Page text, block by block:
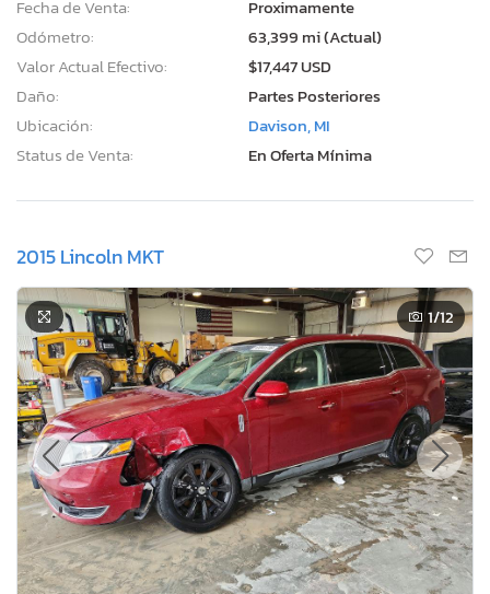
Fecha de Venta:
Proximamente
Odómetro:
63,399 mi (Actual)
Valor Actual Efectivo:
$17,447 USD
Daño:
Partes Posteriores
Ubicación:
Davison, MI
Status de Venta:
En Oferta Mínima
2015 Lincoln MKT
1/12